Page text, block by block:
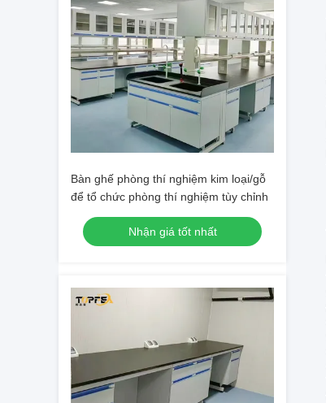
Bàn ghế phòng thí nghiệm kim loại/gỗ
để tổ chức phòng thí nghiệm tùy chỉnh
Nhận giá tốt nhất